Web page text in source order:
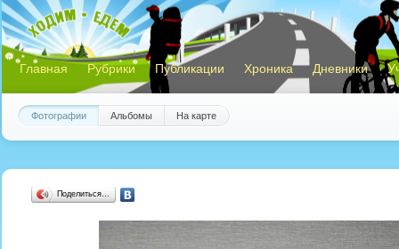
Главная Рубрики Публикации Хроника Дневники
Фотографии Альбомы На карте
Поделиться…